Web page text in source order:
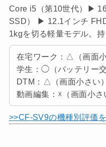
Core i5（第10世代）▶
SSD） ▶ 12.1インチ
1kgを切る軽量モデル。
在宅ワーク：△（画面
学生：◯（バッテリー交
DTM：△（画面小さい）
動画編集：☓（画面小さ
>>CF-SV9の機種別評価